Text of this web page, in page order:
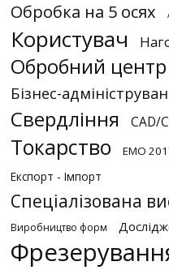
Обробка на 5 осях
Користувач
Обробний центр
Бізнес-
Свердління CAD/
Токарство EMO
Експорт - Імпорт
Спеціалізована
Виробництво форм